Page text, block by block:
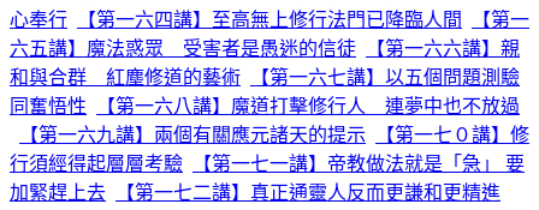
心奉行
【第一六四講】至高無上修行法門已降臨人間
【第一
六五講】魔法惑眾 受害者是愚迷的信徒
【第一六六講】親
和與合群 紅塵修道的藝術
【第一六七講】以五個問題測驗
同奮悟性
【第一六八講】魔道打擊修行人 連夢中也不放過
【第一六九講】兩個有關應元諸天的提示
【第一七０講】修
行須經得起層層考驗
【第一七一講】帝教做法就是「急」 要
加緊趕上去
【第一七二講】真正通靈人反而更謙和更精進